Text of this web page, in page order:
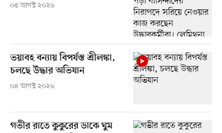
০৫ আগস্ট ২০২৬
ভয়াবহ বন্যায় বিপর্যস্ত শ্রীলঙ্কা,
চলছে উদ্ধার অভিযান
০৪ আগস্ট ২০২৬
গভীর রাতে কুকুরের ডাকে ঘুম